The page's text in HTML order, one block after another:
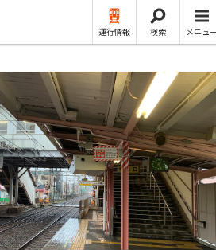
運行情報 検索 メニュ